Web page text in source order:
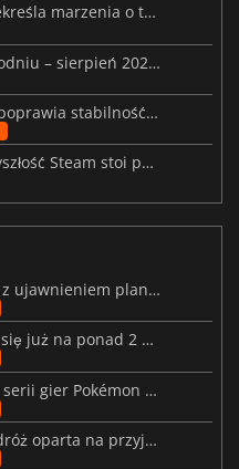
Wyciek ceny Steam Frame przekreśla marzenia o tanim zestawie VR
Premiery gier wideo w tym tygodniu – sierpień 2026 r. (32. tydzień)
Nowa aktualizacja w Palworld poprawia stabilność Sunreach i walk z bossami
Projekt Helix znów w grze, przyszłość Steam stoi pod znakiem zapytania
MARVEL Tōkon debiutuje wraz z ujawnieniem planu rozwoju na pierwszy rok
Resident Evil: Veronica znalazł się już na ponad 2 milionach list życzeń
Beast of Reincarnation: twórcy serii gier Pokémon wkraczają na nową ścieżkę
Big Walk już w sprzedaży – podróż oparta na przyjaźni